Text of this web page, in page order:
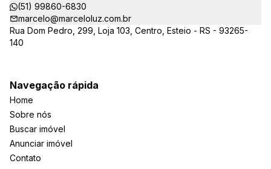
(51) 99860-6830
marcelo@marceloluz.com.br
Rua Dom Pedro, 299, Loja 103, Centro, Esteio - RS - 93265-
140
Navegação rápida
Home
Sobre nós
Buscar imóvel
Anunciar imóvel
Contato